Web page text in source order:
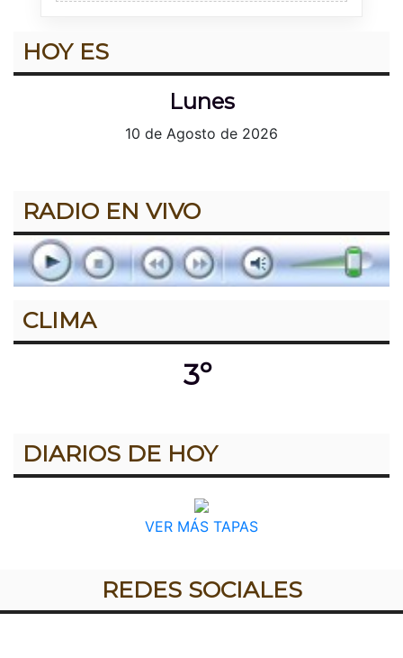
HOY ES
Lunes
10 de Agosto de 2026
RADIO EN VIVO
CLIMA
3º
DIARIOS DE HOY
VER MÁS TAPAS
REDES SOCIALES